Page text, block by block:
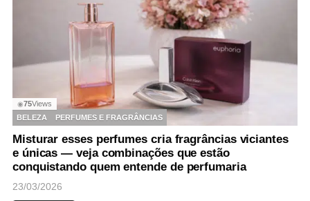
◉75Views
BELEZA
PERFUMES E FRAGRÂNCIAS
Misturar esses perfumes cria fragrâncias viciantes
e únicas — veja combinações que estão
conquistando quem entende de perfumaria
23/03/2026